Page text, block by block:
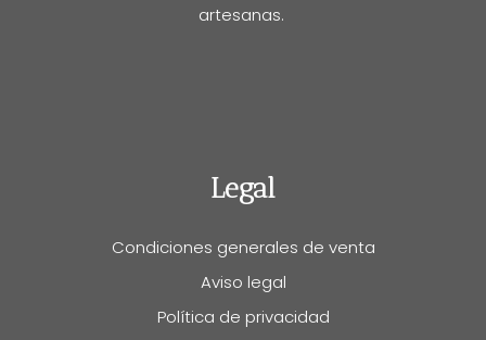
artesanas.
Legal
Condiciones generales de venta
Aviso legal
Política de privacidad